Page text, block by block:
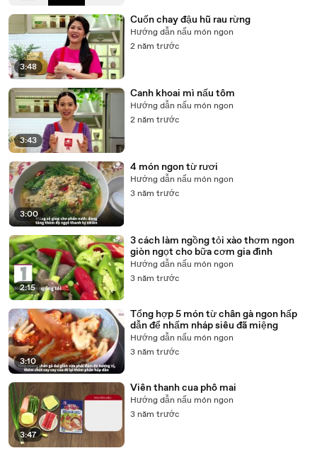
3:48
Cuốn chay đậu hũ rau rừng
Hướng dẫn nấu món ngon
2 năm trước
3:43
Canh khoai mì nấu tôm
Hướng dẫn nấu món ngon
2 năm trước
3:00
4 món ngon từ rươi
Hướng dẫn nấu món ngon
3 năm trước
2:15
3 cách làm ngồng tỏi xào thơm ngon
giòn ngọt cho bữa cơm gia đình
Hướng dẫn nấu món ngon
3 năm trước
3:10
Tổng hợp 5 món từ chân gà ngon hấp
dẫn để nhấm nháp siêu đã miệng
Hướng dẫn nấu món ngon
3 năm trước
3:47
Viên thanh cua phô mai
Hướng dẫn nấu món ngon
3 năm trước